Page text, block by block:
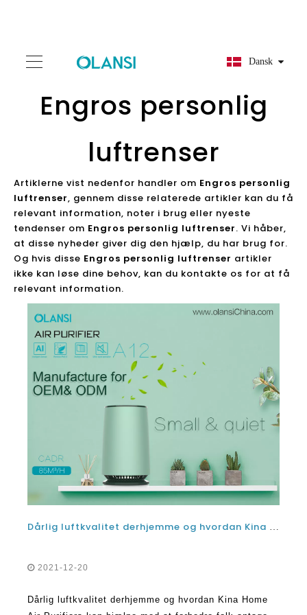
Dansk
Engros personlig
luftrenser
Artiklerne vist nedenfor handler om Engros personlig
luftrenser, gennem disse relaterede artikler kan du få
relevant information, noter i brug eller nyeste
tendenser om Engros personlig luftrenser. Vi håber,
at disse nyheder giver dig den hjælp, du har brug for.
Og hvis disse Engros personlig luftrenser artikler
ikke kan løse dine behov, kan du kontakte os for at få
relevant information.
Dårlig luftkvalitet derhjemme og hvordan Kina Home Air Purifiers kan hjælpe med at forbedre
2021-12-20
Dårlig luftkvalitet derhjemme og hvordan Kina Home